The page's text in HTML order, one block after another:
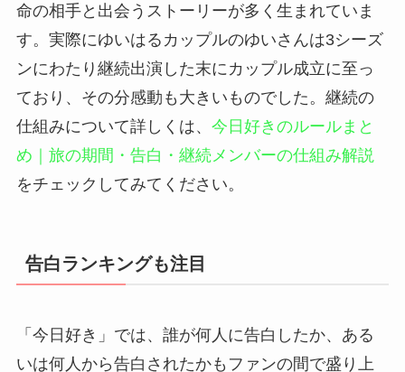
命の相手と出会うストーリーが多く生まれていま
す。実際にゆいはるカップルのゆいさんは3シーズ
ンにわたり継続出演した末にカップル成立に至っ
ており、その分感動も大きいものでした。継続の
仕組みについて詳しくは、 今日好きのルールまと
め｜旅の期間・告白・継続メンバーの仕組み解説
をチェックしてみてください。
告白ランキングも注目
「今日好き」では、誰が何人に告白したか、ある
いは何人から告白されたかもファンの間で盛り上